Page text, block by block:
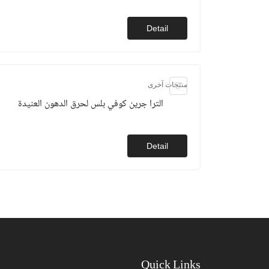
Detail
منتجات آخرى
الترا جرين كوفي بلس لحرق الدهون العنيدة
Detail